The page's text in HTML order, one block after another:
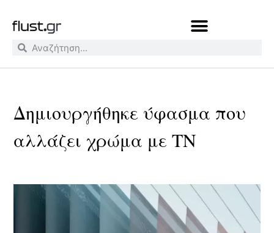
Δημιουργήθηκε ύφασμα που
αλλάζει χρώμα με ΤΝ